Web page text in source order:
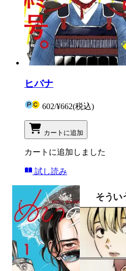
ヒバナ
602/¥662(税込)
カートに追加
カートに追加しました
試し読み